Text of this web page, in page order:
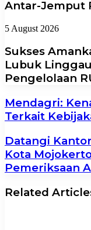
Antar-Jemput
5 August 2026
Sukses
Lubuk
Pengelolaan
​Mendagri:
Terkait
Datangi
Kota
Pemeriksaan
Related